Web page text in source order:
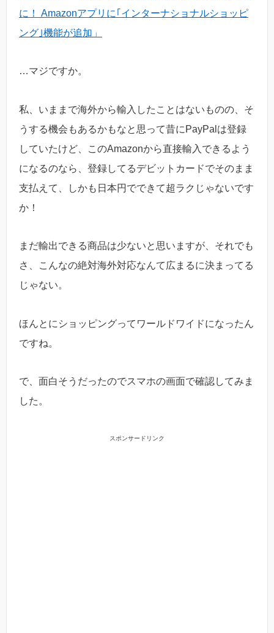
に！ Amazonアプリに｢インターナショナルショッピ
ング｣機能が追加」
…マジですか。
私、いままで海外から輸入したことはないものの、そ
うする機会もあるかもなと思って昔にPayPalは登録
していたけど、このAmazonから直接輸入できるよう
になるのなら、登録してるデビットカードでそのまま
支払えて、しかも日本円でできて超ラクじゃないです
か！
まだ輸出できる商品は少ないと思いますが、それでも
さ、こんなの絶対海外対応なんて広まるに決まってる
じゃない。
ほんとにショッピングってワールドワイドになったん
ですね。
で、面白そうだったのでスマホの画面で確認してみま
した。
スポンサードリンク